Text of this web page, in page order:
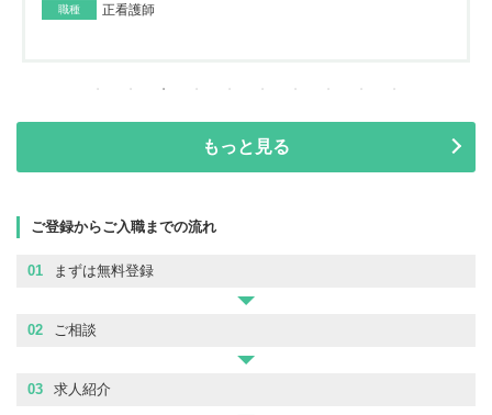
職種 正看護師
もっと見る
ご登録からご入職までの流れ
01 まずは無料登録
02 ご相談
03 求人紹介